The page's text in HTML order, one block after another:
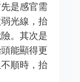
是感官需
光線，抬
。其次是
能顯得更
順時，抬